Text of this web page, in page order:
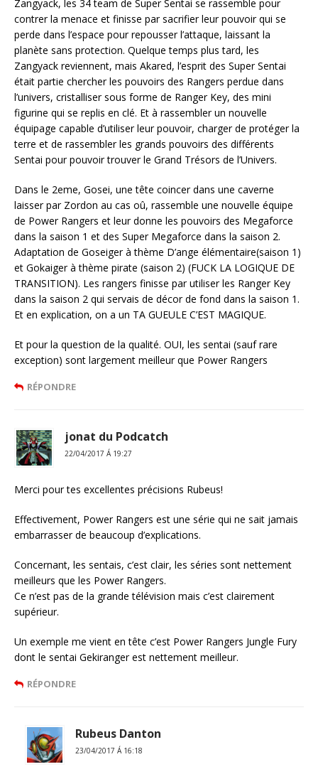
Zangyack, les 34 team de Super Sentai se rassemble pour
contrer la menace et finisse par sacrifier leur pouvoir qui se
perde dans l’espace pour repousser l’attaque, laissant la
planète sans protection. Quelque temps plus tard, les
Zangyack reviennent, mais Akared, l’esprit des Super Sentai
était partie chercher les pouvoirs des Rangers perdue dans
l’univers, cristalliser sous forme de Ranger Key, des mini
figurine qui se replis en clé. Et à rassembler un nouvelle
équipage capable d’utiliser leur pouvoir, charger de protéger la
terre et de rassembler les grands pouvoirs des différents
Sentai pour pouvoir trouver le Grand Trésors de l’Univers.
Dans le 2eme, Gosei, une tête coincer dans une caverne
laisser par Zordon au cas oû, rassemble une nouvelle équipe
de Power Rangers et leur donne les pouvoirs des Megaforce
dans la saison 1 et des Super Megaforce dans la saison 2.
Adaptation de Goseiger à thème D’ange élémentaire(saison 1)
et Gokaiger à thème pirate (saison 2) (FUCK LA LOGIQUE DE
TRANSITION). Les rangers finisse par utiliser les Ranger Key
dans la saison 2 qui servais de décor de fond dans la saison 1.
Et en explication, on a un TA GUEULE C’EST MAGIQUE.
Et pour la question de la qualité. OUI, les sentai (sauf rare
exception) sont largement meilleur que Power Rangers
RÉPONDRE
jonat du Podcatch
22/04/2017 Á 19:27
Merci pour tes excellentes précisions Rubeus!
Effectivement, Power Rangers est une série qui ne sait jamais
embarrasser de beaucoup d’explications.
Concernant, les sentais, c’est clair, les séries sont nettement
meilleurs que les Power Rangers.
Ce n’est pas de la grande télévision mais c’est clairement
supérieur.
Un exemple me vient en tête c’est Power Rangers Jungle Fury
dont le sentai Gekiranger est nettement meilleur.
RÉPONDRE
Rubeus Danton
23/04/2017 Á 16:18